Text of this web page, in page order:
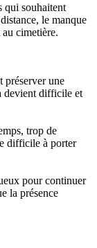
qui souhaitent
le manque
cimetière.
préserver une
devient difficile et
trop de
difficile à porter
pour continuer
la présence